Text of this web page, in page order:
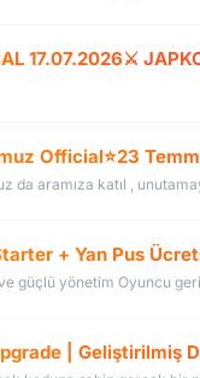
17.07.2026⚔️
da aramıza katıl ,
| Geliştirilmiş